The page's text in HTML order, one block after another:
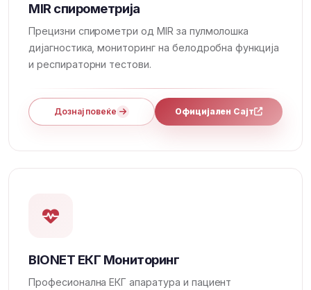
MIR спирометрија
Прецизни спирометри од MIR за пулмолошка
дијагностика, мониторинг на белодробна функција
и респираторни тестови.
Дознај повеќе Официјален Сајт
BIONET ЕКГ Мониторинг
Професионална ЕКГ апаратура и пациент